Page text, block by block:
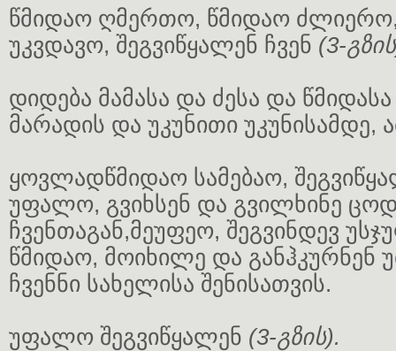
წმიდაო ღმერთო, წმიდაო
უკვდავო, შეგვიწყალენ ჩვენ (3-
დიდება მამასა და ძესა და
მარადის და უკუნითი უკუნისამდე,
ყოვლადწმიდაო სამებაო,
უფალო, გვიხსენ და გვილხინე
ჩვენთაგან,მეუფეო, შეგვინდევ
წმიდაო, მოიხილე და განჰკურნენ
ჩვენნი სახელისა შენისათვის.
უფალო შეგვიწყალენ (3-გზის).